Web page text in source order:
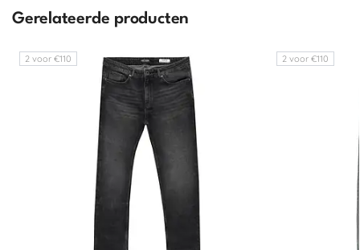
Gerelateerde producten
2 voor €110 2 voor €110